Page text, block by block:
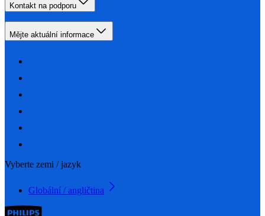
Kontakt na podporu
Mějte aktuální informace
Vyberte zemi / jazyk
Globální / angličtina